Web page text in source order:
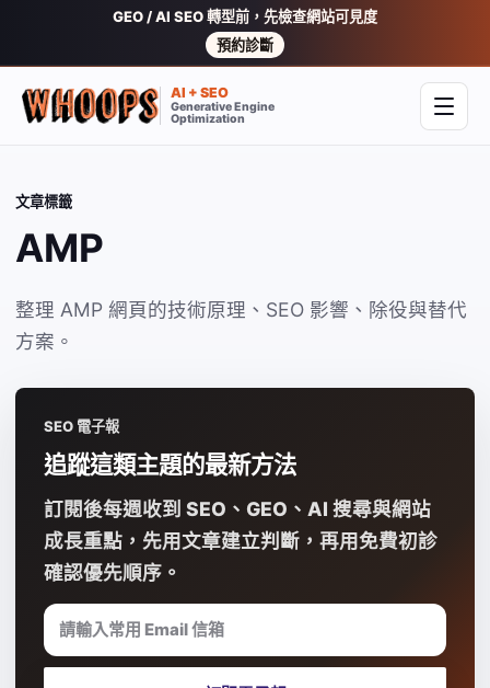
GEO / AI SEO 轉型前，先檢查網站可見度
預約診斷
AI + SEO
Generative Engine
Optimization
開啟
文章標籤
AMP
整理 AMP 網頁的技術原理、SEO 影響、除役與替代
方案。
SEO 電子報
追蹤這類主題的最新方法
訂閱後每週收到 SEO、GEO、AI 搜尋與網站
成長重點，先用文章建立判斷，再用免費初診
確認優先順序。
請輸入常用 Email 信箱